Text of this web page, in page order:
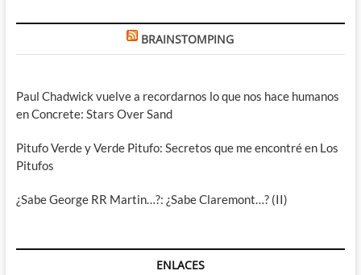
BRAINSTOMPING
Paul Chadwick vuelve a recordarnos lo que nos hace humanos
en Concrete: Stars Over Sand
Pitufo Verde y Verde Pitufo: Secretos que me encontré en Los
Pitufos
¿Sabe George RR Martin…?: ¿Sabe Claremont…? (II)
ENLACES